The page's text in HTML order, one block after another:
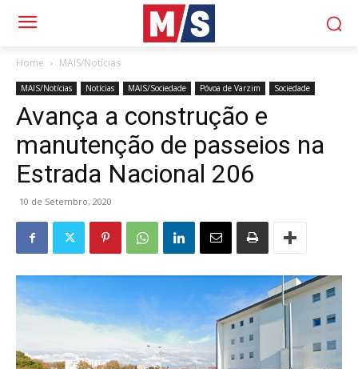
Home MAIS/Notícias
MAIS/Notícias Notícias MAIS/Sociedade Póvoa de Varzim Sociedade
Avança a construção e
manutenção de passeios na
Estrada Nacional 206
10 de Setembro, 2020